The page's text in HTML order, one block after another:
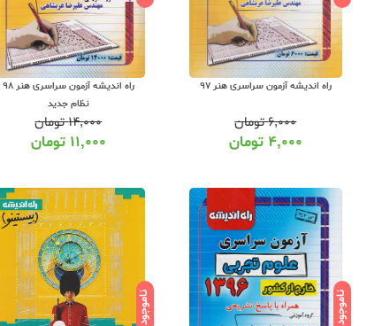
راه اندیشه آزمون سراسری هنر 97
۶,۰۰۰تومان
۴,۰۰۰ تومان
راه اندیشه آزمون سراسری هنر 98
نظام جدید
۱۴,۰۰۰تومان
۱۱,۰۰۰ تومان
ناموجود ناموجود